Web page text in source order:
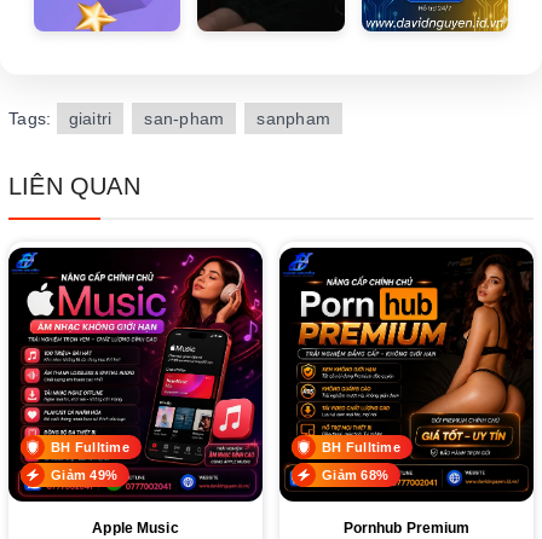
Tags: giaitri san-pham sanpham
LIÊN QUAN
Giảm 49%
BH Fulltime
Apple Music
Giảm 68%
BH Fulltime
Pornhub Premium